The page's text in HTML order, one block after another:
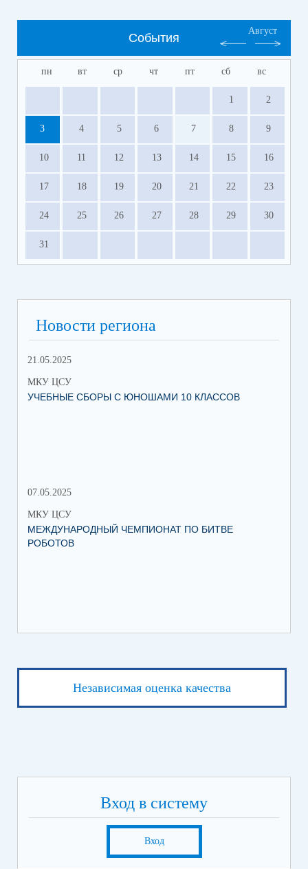
События
Август
пн вт ср чт пт сб вс
1 2
3 4 5 6 7 8 9
10 11 12 13 14 15 16
17 18 19 20 21 22 23
24 25 26 27 28 29 30
31
Новости региона
21.05.2025
МКУ ЦСУ
УЧЕБНЫЕ СБОРЫ С ЮНОШАМИ 10 КЛАССОВ
07.05.2025
МКУ ЦСУ
МЕЖДУНАРОДНЫЙ ЧЕМПИОНАТ ПО БИТВЕ
РОБОТОВ
Независимая оценка качества
Вход в систему
Вход